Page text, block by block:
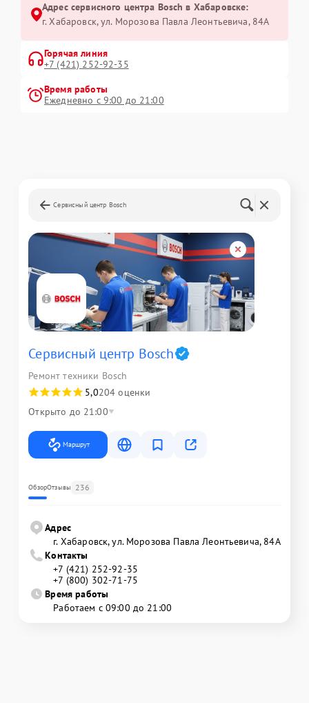
Адрес сервисного центра Bosch в Хабаровске:
г. Хабаровск, ул. Морозова Павла Леонтьевича, 84А
Горячая линия
+7 (421) 252-92-35
Время работы
Ежедневно с 9:00 до 21:00
Сервисный центр Bosch
Сервисный центр Bosch
Ремонт техники Bosch
5,0204 оценки
Открыто до 21:00
Маршрут
ОбзорОтзывы 236
Адрес
г. Хабаровск, ул. Морозова Павла Леонтьевича, 84А
Контакты
+7 (421) 252-92-35
+7 (800) 302-71-75
Время работы
Работаем с 09:00 до 21:00